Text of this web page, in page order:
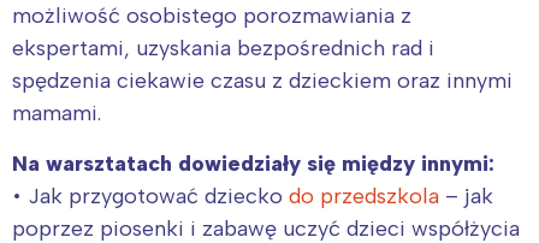
możliwość osobistego porozmawiania z
ekspertami, uzyskania bezpośrednich rad i
spędzenia ciekawie czasu z dzieckiem oraz innymi
mamami.
Na warsztatach dowiedziały się między innymi:
• Jak przygotować dziecko do przedszkola – jak
poprzez piosenki i zabawę uczyć dzieci współżycia